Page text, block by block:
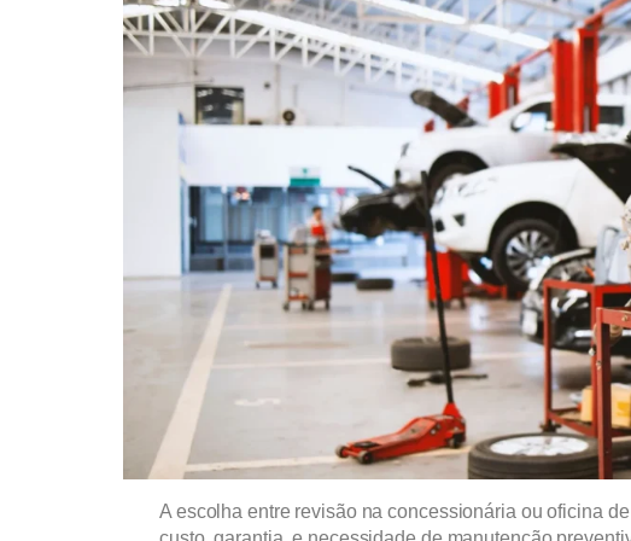
A escolha entre revisão na concessionária ou oficina